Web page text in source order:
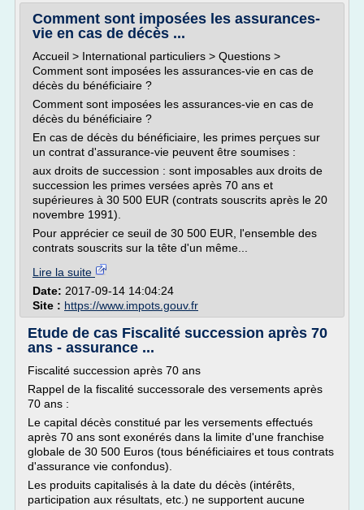
Comment sont imposées les assurances-
vie en cas de décès ...
Accueil > International particuliers > Questions >
Comment sont imposées les assurances-vie en cas de
décès du bénéficiaire ?
Comment sont imposées les assurances-vie en cas de
décès du bénéficiaire ?
En cas de décès du bénéficiaire, les primes perçues sur
un contrat d'assurance-vie peuvent être soumises :
aux droits de succession : sont imposables aux droits de
succession les primes versées après 70 ans et
supérieures à 30 500 EUR (contrats souscrits après le 20
novembre 1991).
Pour apprécier ce seuil de 30 500 EUR, l'ensemble des
contrats souscrits sur la tête d'un même...
Lire la suite
Date: 2017-09-14 14:04:24
Site : https://www.impots.gouv.fr
Etude de cas Fiscalité succession après 70
ans - assurance ...
Fiscalité succession après 70 ans
Rappel de la fiscalité successorale des versements après
70 ans :
Le capital décès constitué par les versements effectués
après 70 ans sont exonérés dans la limite d'une franchise
globale de 30 500 Euros (tous bénéficiaires et tous contrats
d'assurance vie confondus).
Les produits capitalisés à la date du décès (intérêts,
participation aux résultats, etc.) ne supportent aucune